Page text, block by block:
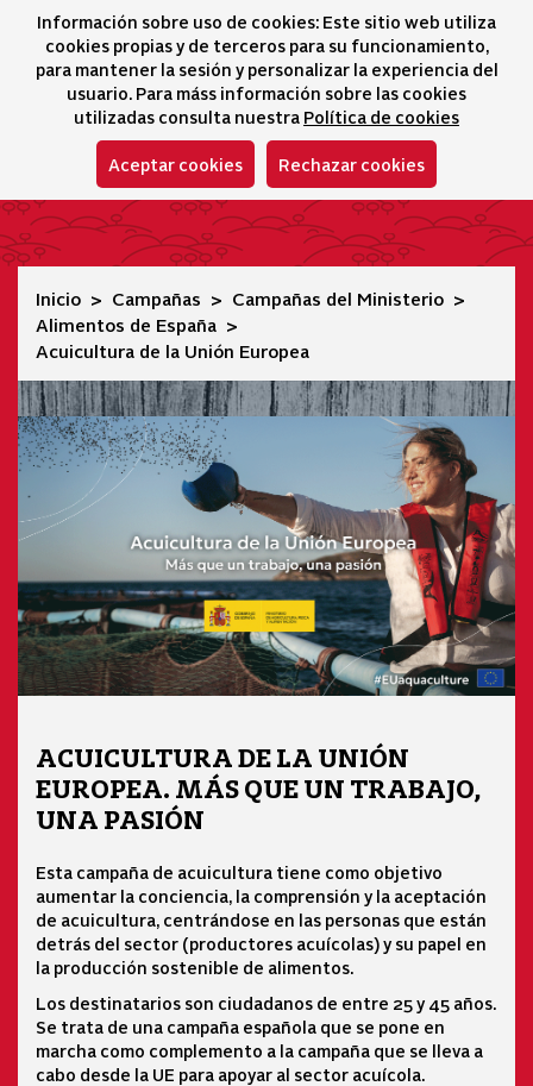
Información sobre uso de cookies: Este sitio web utiliza
cookies propias y de terceros para su funcionamiento,
para mantener la sesión y personalizar la experiencia del
usuario. Para máss información sobre las cookies
utilizadas consulta nuestra Política de cookies
Aceptar cookies Rechazar cookies
Selector idioma
icono
Acuicultura de la Unión Europea
Inicio Campañas
Campañas del Ministerio
Alimentos de España
Acuicultura de la Unión Europea
ACUICULTURA DE LA UNIÓN
EUROPEA. MÁS QUE UN TRABAJO,
UNA PASIÓN
Esta campaña de acuicultura tiene como objetivo
aumentar la conciencia, la comprensión y la aceptación
de acuicultura, centrándose en las personas que están
detrás del sector (productores acuícolas) y su papel en
la producción sostenible de alimentos.
Los destinatarios son ciudadanos de entre 25 y 45 años.
Se trata de una campaña española que se pone en
marcha como complemento a la campaña que se lleva a
cabo desde la UE para apoyar al sector acuícola.